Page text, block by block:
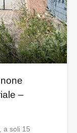
–
a soli 15